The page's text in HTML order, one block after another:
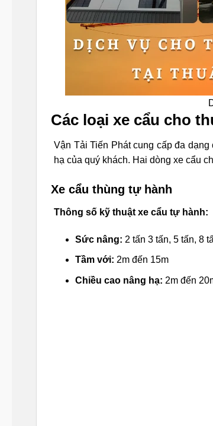
Các loại xe cẩu cho
Vận Tải Tiến Phát cung cấp đa
hạ của quý khách. Hai dòng xe cẩu
Xe cẩu thùng tự hành
Thông số kỹ thuật xe cẩu tự hành:
Sức nâng: 2 tấn 3 tấn, 5 tấn, 8
Tầm với: 2m đến 15m
Chiều cao nâng hạ: 2m đến